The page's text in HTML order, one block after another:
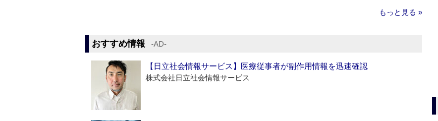
もっと見る »
おすすめ情報 ‐AD‐
【日立社会情報サービス】医療従事者が副作用情報を迅速確認
株式会社日立社会情報サービス